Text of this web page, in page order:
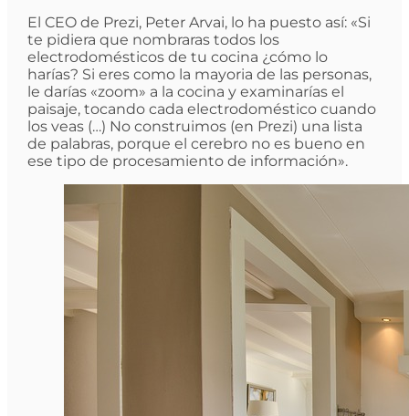
El CEO de Prezi, Peter Arvai, lo ha puesto así: «Si
te pidiera que nombraras todos los
electrodomésticos de tu cocina ¿cómo lo
harías? Si eres como la mayoria de las personas,
le darías «zoom» a la cocina y examinarías el
paisaje, tocando cada electrodoméstico cuando
los veas (…) No construimos (en Prezi) una lista
de palabras, porque el cerebro no es bueno en
ese tipo de procesamiento de información».